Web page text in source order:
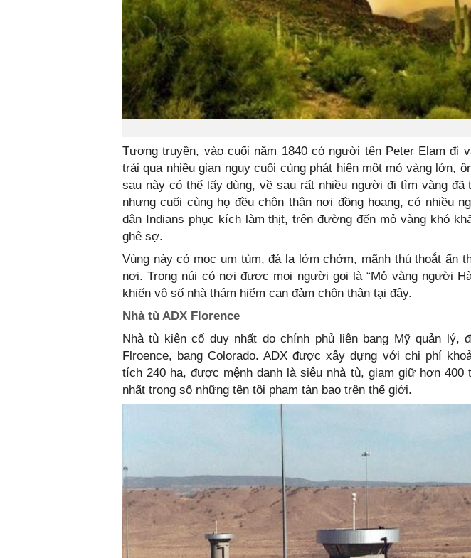
Tương truyền, vào cuối năm 1840 có người tên Peter Elam đi
trải qua nhiều gian nguy cuối cùng phát hiện một mỏ vàng lớn,
sau này có thể lấy dùng, về sau rất nhiều người đi tìm vàng
nhưng cuối cùng họ đều chôn thân nơi đồng hoang, có nhiều
dân Indians phục kích làm thịt, trên đường đến mỏ vàng khó
ghê sợ.
Vùng này cỏ mọc um tùm, đá lạ lởm chởm, mãnh thú thoắt ẩn
nơi. Trong núi có nơi được mọi người gọi là “Mỏ vàng người
khiến vô số nhà thám hiểm can đảm chôn thân tại đây.
Nhà tù ADX Florence
Nhà tù kiên cố duy nhất do chính phủ liên bang Mỹ quản lý,
Flroence, bang Colorado. ADX được xây dựng với chi phí
tích 240 ha, được mệnh danh là siêu nhà tù, giam giữ hơn 400
nhất trong số những tên tội phạm tàn bạo trên thế giới.